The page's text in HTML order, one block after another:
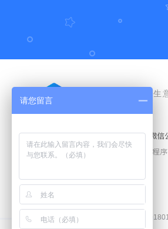
好生
豫公网安备41010502006772号
工商营业执照和食品经营许可证
增值电信业务经营许可证：
豫B2-
请您留言